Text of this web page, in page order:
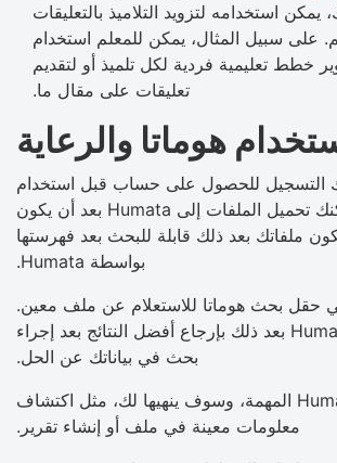
يمكن استخدامه لتزويد التلاميذ بالتعليقات
على سبيل المثال، يمكن للمعلم استخدام
خطط تعليمية فردية لكل تلميذ أو لتقديم
تعليقات على مقال ما.
هوماتا والرعاية
التسجيل للحصول على حساب قبل استخدام
Humata. يمكنك تحميل الملفات إلى Humata بعد أن يكون
ملفاتك بعد ذلك قابلة للبحث بعد فهرستها
بواسطة Humata.
حقل بحث هوماتا للاستعلام عن ملف معين.
سوف يقوم Humata بعد ذلك بإرجاع أفضل النتائج بعد إجراء
بحث في بياناتك عن الحل.
قم بإعطاء Humata المهمة، وسوف ينهيها لك، مثل اكتشاف
معلومات معينة في ملف أو إنشاء تقرير.